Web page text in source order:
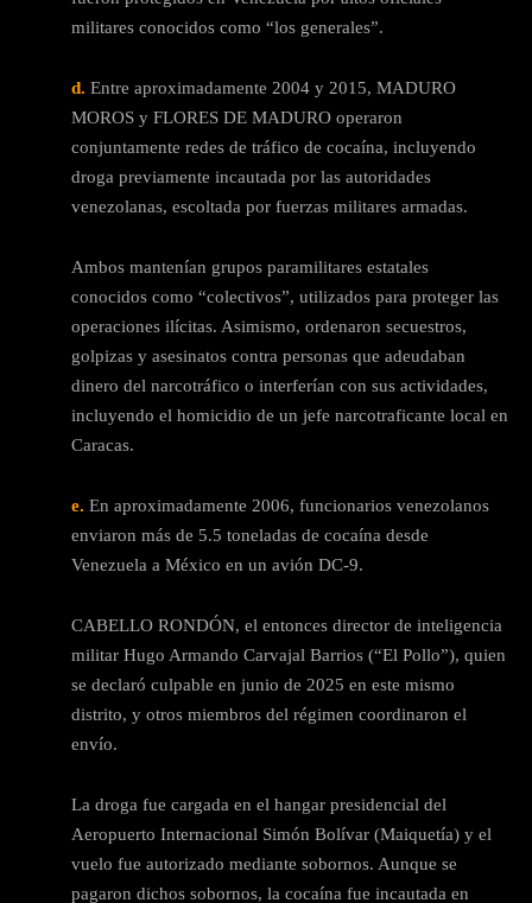
militares conocidos como “los generales”.
d. Entre aproximadamente 2004 y 2015, MADURO
MOROS y FLORES DE MADURO operaron
conjuntamente redes de tráfico de cocaína, incluyendo
droga previamente incautada por las autoridades
venezolanas, escoltada por fuerzas militares armadas.
Ambos mantenían grupos paramilitares estatales
conocidos como “colectivos”, utilizados para proteger las
operaciones ilícitas. Asimismo, ordenaron secuestros,
golpizas y asesinatos contra personas que adeudaban
dinero del narcotráfico o interferían con sus actividades,
incluyendo el homicidio de un jefe narcotraficante local en
Caracas.
e. En aproximadamente 2006, funcionarios venezolanos
enviaron más de 5.5 toneladas de cocaína desde
Venezuela a México en un avión DC-9.
CABELLO RONDÓN, el entonces director de inteligencia
militar Hugo Armando Carvajal Barrios (“El Pollo”), quien
se declaró culpable en junio de 2025 en este mismo
distrito, y otros miembros del régimen coordinaron el
envío.
La droga fue cargada en el hangar presidencial del
Aeropuerto Internacional Simón Bolívar (Maiquetía) y el
vuelo fue autorizado mediante sobornos. Aunque se
pagaron dichos sobornos, la cocaína fue incautada en